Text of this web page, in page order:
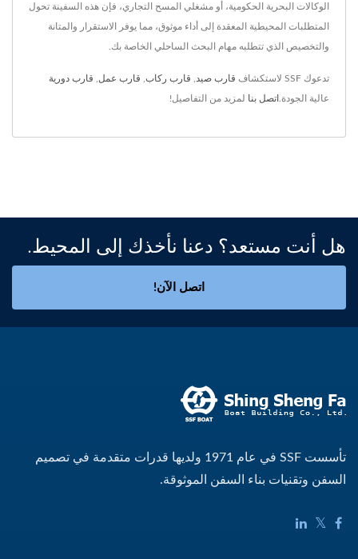
الوكالات البحرية الحكومية، أو مشغلي المسح التجاري، فإن هذه السفينة تحول
المتطلبات المحيطية المعقدة إلى أداء موثوق، مما يوفر الاستقرار والمتانة
والتخصيص الذي تتطلبه مهام البحث الساحلي الخاصة بك.
تدعوك SSF لاستكشاف قارب صيد قارب ركاب قارب عمل قارب دورية
عالية الجودة. اتصل بنا لمزيد من التفاصيل!
هل أنت مستعد؟ دعنا نأخذك إلى المحيط.
اتصل الآن!
تأسست SSF في عام 1971 ولديها قدرات متقدمة في تصميم
السفن وتقنيات بناء السفن الموثوقة.